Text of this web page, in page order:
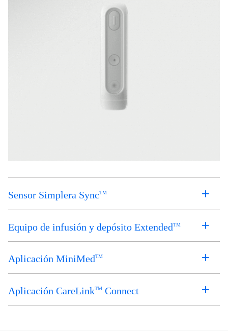
Sensor Simplera SyncTM
Equipo de infusión y depósito ExtendedTM
Aplicación MiniMedTM
Aplicación CareLinkTM Connect